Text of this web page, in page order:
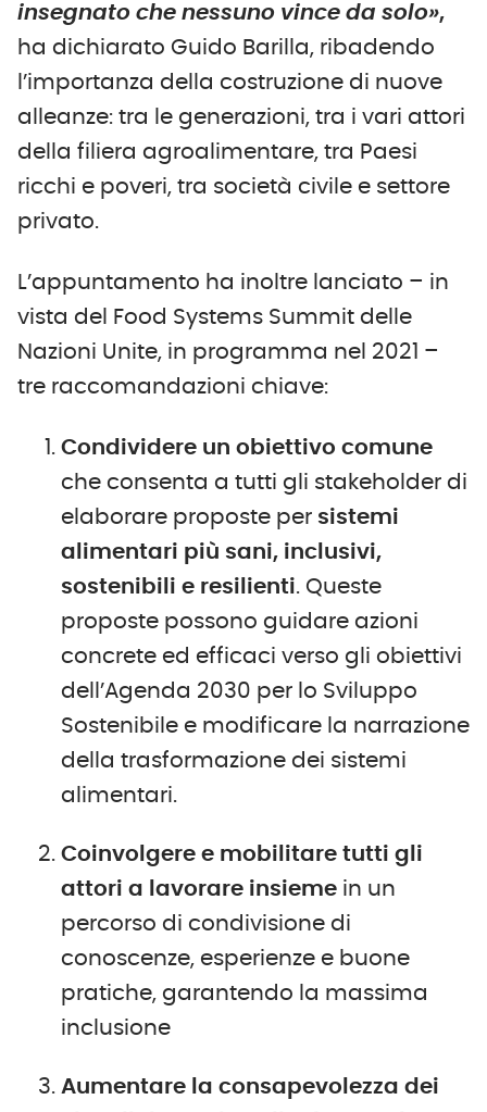
insegnato che nessuno vince da solo»,
ha dichiarato Guido Barilla, ribadendo
l’importanza della costruzione di nuove
alleanze: tra le generazioni, tra i vari attori
della filiera agroalimentare, tra Paesi
ricchi e poveri, tra società civile e settore
privato.
L’appuntamento ha inoltre lanciato – in
vista del Food Systems Summit delle
Nazioni Unite, in programma nel 2021 –
tre raccomandazioni chiave:
Condividere un obiettivo comune
che consenta a tutti gli stakeholder di
elaborare proposte per sistemi
alimentari più sani, inclusivi,
sostenibili e resilienti. Queste
proposte possono guidare azioni
concrete ed efficaci verso gli obiettivi
dell’Agenda 2030 per lo Sviluppo
Sostenibile e modificare la narrazione
della trasformazione dei sistemi
alimentari.
Coinvolgere e mobilitare tutti gli
attori a lavorare insieme in un
percorso di condivisione di
conoscenze, esperienze e buone
pratiche, garantendo la massima
inclusione
Aumentare la consapevolezza dei